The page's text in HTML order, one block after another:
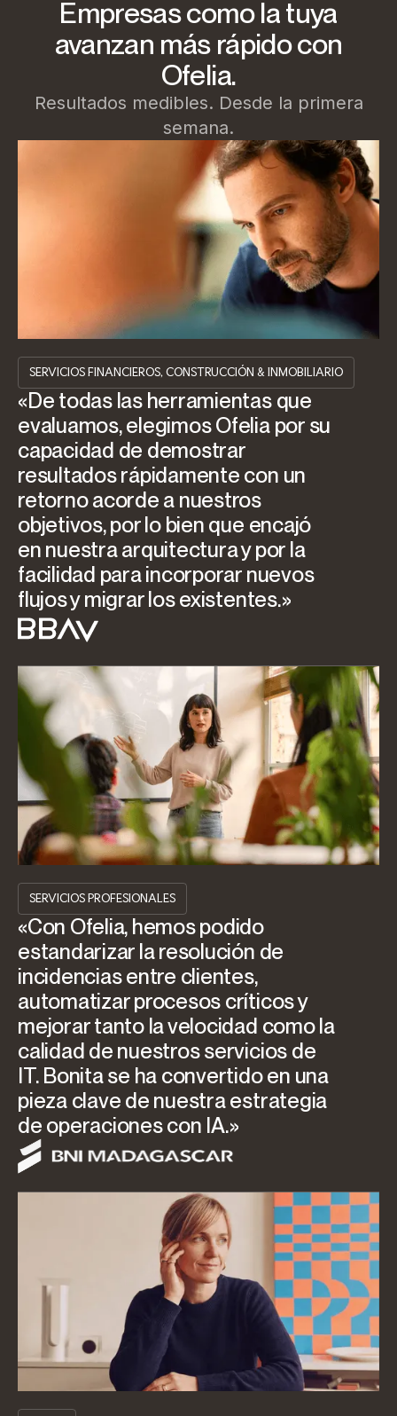
Empresas como la tuya
avanzan más rápido con
Ofelia.
Resultados medibles. Desde la primera
semana.
SERVICIOS FINANCIEROS, CONSTRUCCIÓN & INMOBILIARIO
«De todas las herramientas que
evaluamos, elegimos Ofelia por su
capacidad de demostrar
resultados rápidamente con un
retorno acorde a nuestros
objetivos, por lo bien que encajó
en nuestra arquitectura y por la
facilidad para incorporar nuevos
flujos y migrar los existentes.»
SERVICIOS PROFESIONALES
«Con Ofelia, hemos podido
estandarizar la resolución de
incidencias entre clientes,
automatizar procesos críticos y
mejorar tanto la velocidad como la
calidad de nuestros servicios de
IT. Bonita se ha convertido en una
pieza clave de nuestra estrategia
de operaciones con IA.»